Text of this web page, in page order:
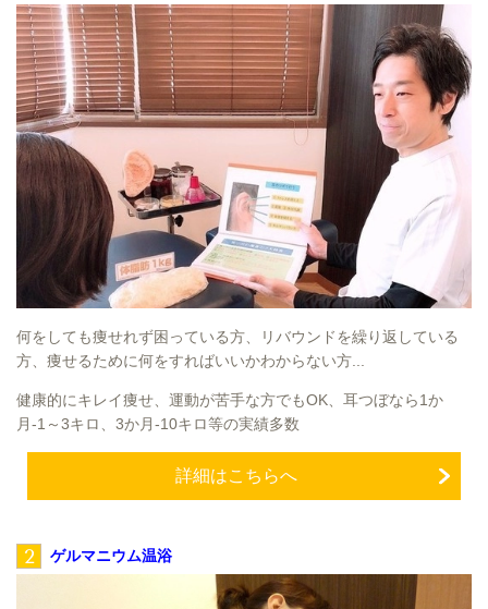
何をしても痩せれず困っている方、リバウンドを繰り返している
方、痩せるために何をすればいいかわからない方...
健康的にキレイ痩せ、運動が苦手な方でもOK、耳つぼなら1か
月-1～3キロ、3か月-10キロ等の実績多数
詳細はこちらへ
2 ゲルマニウム温浴